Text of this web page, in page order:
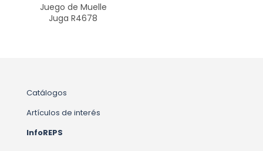
Juego de Muelle
Juga R4678
Catálogos
Artículos de interés
InfoREPS